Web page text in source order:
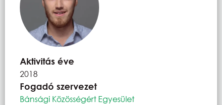
Aktivitás éve
2018
Fogadó szervezet
Bánsági Közösségért Egyesület